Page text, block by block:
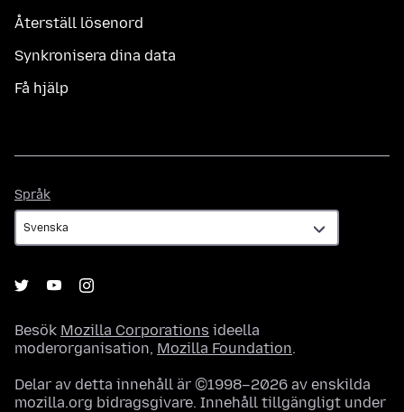
Återställ lösenord
Synkronisera dina data
Få hjälp
Språk
Besök Mozilla Corporations ideella
moderorganisation, Mozilla Foundation.
Delar av detta innehåll är ©1998–2026 av enskilda
mozilla.org bidragsgivare. Innehåll tillgängligt under